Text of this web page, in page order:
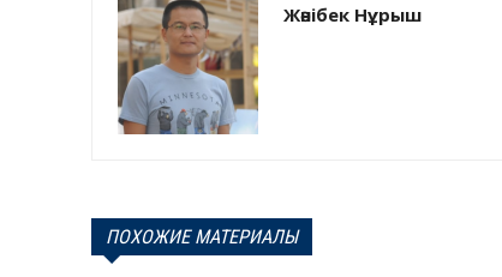
Жәнібек Нұрыш
ПОХОЖИЕ МАТЕРИАЛЫ